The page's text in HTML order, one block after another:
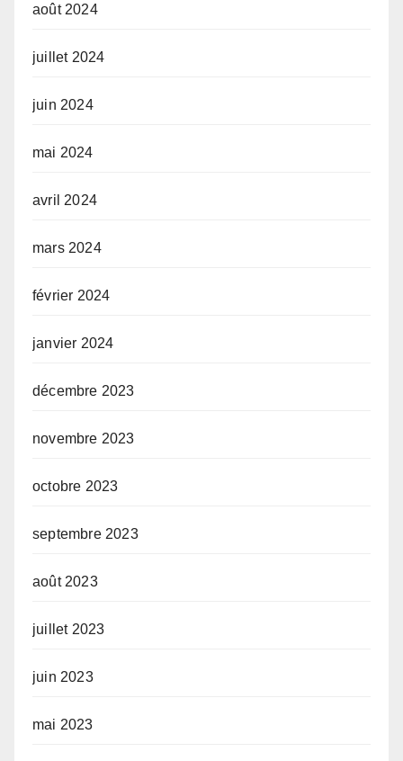
août 2024
juillet 2024
juin 2024
mai 2024
avril 2024
mars 2024
février 2024
janvier 2024
décembre 2023
novembre 2023
octobre 2023
septembre 2023
août 2023
juillet 2023
juin 2023
mai 2023